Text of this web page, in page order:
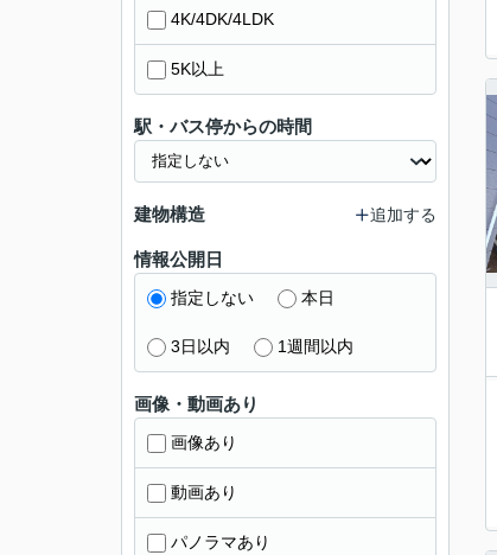
4K/4DK/4LDK
5K以上
駅・バス停からの時間
建物構造 追加する
情報公開日
指定しない 本日
3日以内 1週間以内
画像・動画あり
画像あり
動画あり
パノラマあり